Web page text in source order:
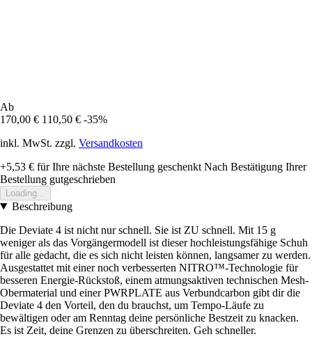
Ab
170,00 € 110,50 € -35%
inkl. MwSt. zzgl. Versandkosten
+5,53 € für Ihre nächste Bestellung geschenkt Nach Bestätigung Ihrer
Bestellung gutgeschrieben
Loading...
Beschreibung
Die Deviate 4 ist nicht nur schnell. Sie ist ZU schnell. Mit 15 g
weniger als das Vorgängermodell ist dieser hochleistungsfähige Schuh
für alle gedacht, die es sich nicht leisten können, langsamer zu werden.
Ausgestattet mit einer noch verbesserten NITRO™-Technologie für
besseren Energie-Rückstoß, einem atmungsaktiven technischen Mesh-
Obermaterial und einer PWRPLATE aus Verbundcarbon gibt dir die
Deviate 4 den Vorteil, den du brauchst, um Tempo-Läufe zu
bewältigen oder am Renntag deine persönliche Bestzeit zu knacken.
Es ist Zeit, deine Grenzen zu überschreiten. Geh schneller.